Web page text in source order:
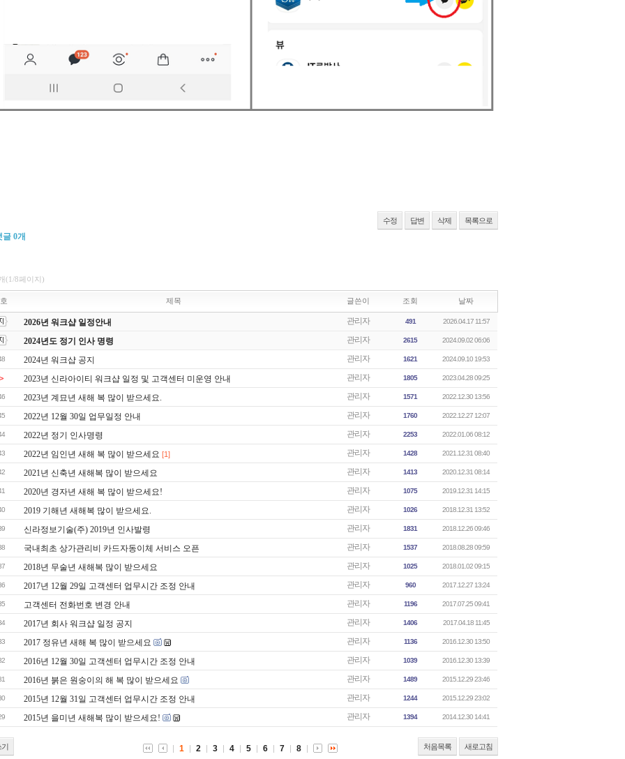
수정 답변 삭제 목록으로
글 0개
(1/8페이지)
제목 글쓴이 조회 날짜
2026년 워크샵 일정안내 관리자 491 2026.04.17 11:57
2024년도 정기 인사 명령 관리자 2615 2024.09.02 06:06
2024년 워크샵 공지 관리자 1621 2024.09.10 19:53
2023년 신라아이티 워크샵 일정 및 고객센터 미운영 안내 관리자 1805 2023.04.28 09:25
2023년 계묘년 새해 복 많이 받으세요. 관리자 1571 2022.12.30 13:56
2022년 12월 30일 업무일정 안내 관리자 1760 2022.12.27 12:07
2022년 정기 인사명령 관리자 2253 2022.01.06 08:12
2022년 임인년 새해 복 많이 받으세요 [1] 관리자 1428 2021.12.31 08:40
2021년 신축년 새해복 많이 받으세요 관리자 1413 2020.12.31 08:14
2020년 경자년 새해 복 많이 받으세요! 관리자 1075 2019.12.31 14:15
2019 기해년 새해복 많이 받으세요. 관리자 1026 2018.12.31 13:52
신라정보기술(주) 2019년 인사발령 관리자 1831 2018.12.26 09:46
국내최초 상가관리비 카드자동이체 서비스 오픈 관리자 1537 2018.08.28 09:59
2018년 무술년 새해복 많이 받으세요 관리자 1025 2018.01.02 09:15
2017년 12월 29일 고객센터 업무시간 조정 안내 관리자 960 2017.12.27 13:24
고객센터 전화번호 변경 안내 관리자 1196 2017.07.25 09:41
2017년 회사 워크샵 일정 공지 관리자 1406 2017.04.18 11:45
2017 정유년 새해 복 많이 받으세요 관리자 1136 2016.12.30 13:50
2016년 12월 30일 고객센터 업무시간 조정 안내 관리자 1039 2016.12.30 13:39
2016년 붉은 원숭이의 해 복 많이 받으세요 관리자 1489 2015.12.29 23:46
2015년 12월 31일 고객센터 업무시간 조정 안내 관리자 1244 2015.12.29 23:02
2015년 을미년 새해복 많이 받으세요! 관리자 1394 2014.12.30 14:41
처음목록 새로고침
1 2 3 4 5 6 7 8